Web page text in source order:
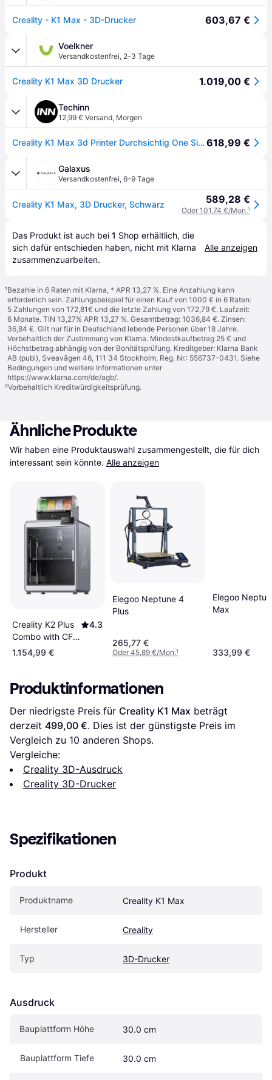
Creality - K1 Max - 3D-Drucker 603,67 €
Voelkner
Versandkostenfrei, 2–3 Tage
Creality K1 Max 3D Drucker 1.019,00 €
Techinn
12,99 € Versand, Morgen
Creality K1 Max 3d Printer Durchsichtig One Size / EU Plug 220V618,99 €
Galaxus
Versandkostenfrei, 6–9 Tage
Creality K1 Max, 3D Drucker, Schwarz 589,28 €
Oder 101,74 €/Mon.¹
Das Produkt ist auch bei 1 Shop erhältlich, die
sich dafür entschieden haben, nicht mit Klarna
zusammenzuarbeiten.
Alle anzeigen
¹Bezahle in 6 Raten mit Klarna, * APR 13,27 %. Eine Anzahlung kann
erforderlich sein. Zahlungsbeispiel für einen Kauf von 1000 € in 6 Raten:
5 Zahlungen von 172,81€ und die letzte Zahlung von 172,79 €. Laufzeit:
6 Monate. TIN 13,27% APR 13,27 %. Gesamtbetrag: 1036,84 €. Zinsen:
36,84 €. Gilt nur für in Deutschland lebende Personen über 18 Jahre.
Vorbehaltlich der Zustimmung von Klarna. Mindestkaufbetrag 25 € und
Höchstbetrag abhängig von der Bonitätsprüfung. Kreditgeber: Klarna Bank
AB (publ), Sveavägen 46, 111 34 Stockholm, Reg. Nr.: 556737-0431. Siehe
Bedingungen und weitere Informationen unter
https://www.klarna.com/de/agb/.
²Vorbehaltlich Kreditwürdigkeitsprüfung.
Ähnliche Produkte
Wir haben eine Produktauswahl zusammengestellt, die für dich
interessant sein könnte. Alle anzeigen
Creality K2 Plus
Combo with CFS
Add-On Kit
4.3
1.154,99 €
Elegoo Neptune 4
Plus
265,77 €
Oder 45,89 €/Mon.¹
Elegoo
Max
333,99 €
Produktinformationen
Der niedrigste Preis für Creality K1 Max beträgt
derzeit 499,00 €. Dies ist der günstigste Preis im
Vergleich zu 10 anderen Shops.
Vergleiche:
Creality 3D-Ausdruck
Creality 3D-Drucker
Spezifikationen
Produkt
Produktname Creality K1 Max
Hersteller Creality
Typ 3D-Drucker
Ausdruck
Bauplattform Höhe 30.0 cm
Bauplattform Tiefe 30.0 cm